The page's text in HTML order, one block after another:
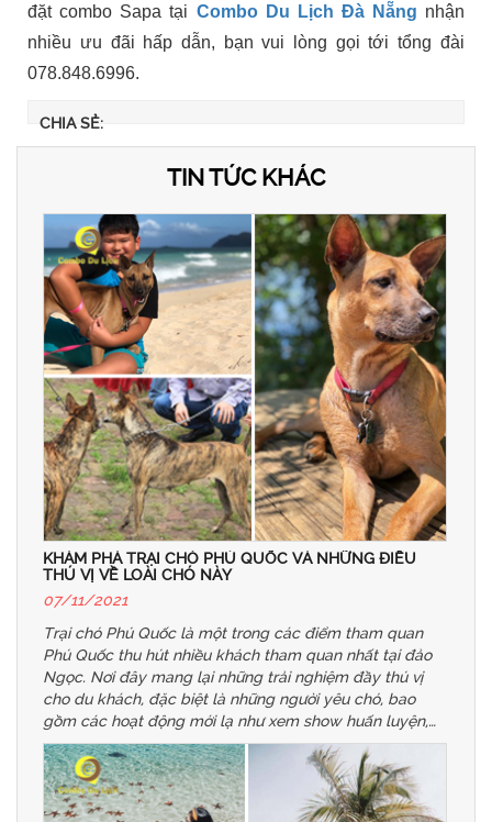
đặt combo Sapa tại Combo Du Lịch Đà Nẵng nhận
nhiều ưu đãi hấp dẫn, bạn vui lòng gọi tới tổng đài
078.848.6996.
CHIA SẺ:
TIN TỨC KHÁC
KHÁM PHÁ TRẠI CHÓ PHÚ QUỐC VÀ NHỮNG ĐIỀU
THÚ VỊ VỀ LOÀI CHÓ NÀY
07/11/2021
Trại chó Phú Quốc là một trong các điểm tham quan
Phú Quốc thu hút nhiều khách tham quan nhất tại đảo
Ngọc. Nơi đây mang lại những trải nghiệm đầy thú vị
cho du khách, đặc biệt là những người yêu chó, bao
gồm các hoạt động mới lạ như xem show huấn luyện,
biểu diễn chó xoáy,...